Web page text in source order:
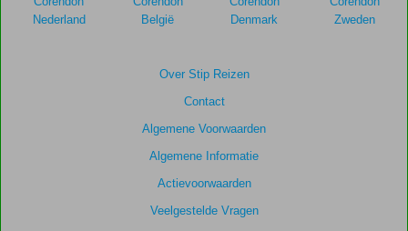
Over Stip Reizen
Contact
Algemene Voorwaarden
Algemene Informatie
Actievoorwaarden
Veelgestelde Vragen
Nederland
België
Denmark
Zweden